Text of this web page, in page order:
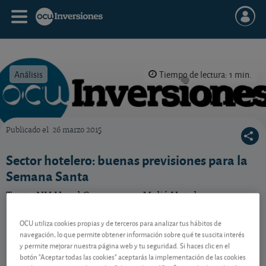
Análisis Tiempo de lectura: 1 min.
Publicado el 26 marzo 2015
Sector hotelero: buenas previsiones para la
Semana Santa
Tanto NH Hotel Group como Meliá Hotels
perspectivas del sector para la Semana Santa. Vea
nuestro consejo para ambas.
OCU utiliza cookies propias y de terceros para analizar tus hábitos de
navegación, lo que permite obtener información sobre qué te suscita interés
y permite mejorar nuestra página web y tu seguridad. Si haces clic en el
botón "Aceptar todas las cookies" aceptarás la implementación de las cookies